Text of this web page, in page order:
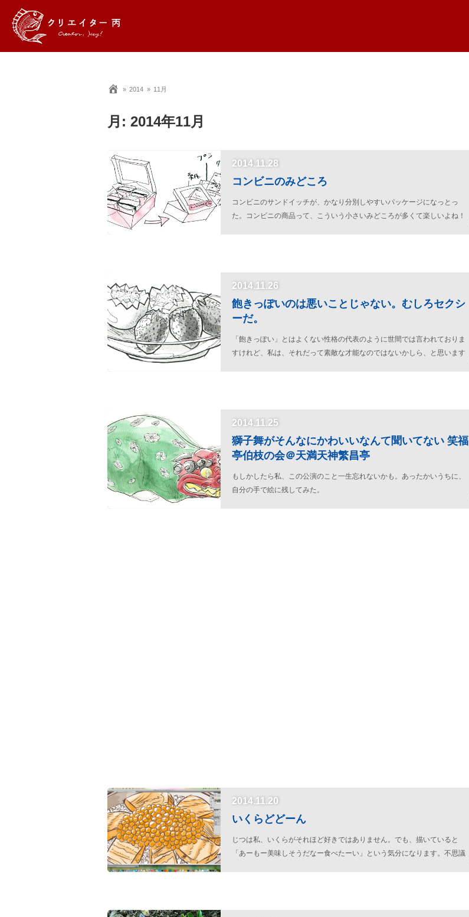
2014 11月
月: 2014年11月
2014.11.28
コンビニのみどころ
コンビニのサンドイッチが、かなり分別しやすいパッケージになっとっ
た。コンビニの商品って、こういう小さいみどころが多くて楽しいよね！
2014.11.26
飽きっぽいのは悪いことじゃない。むしろセクシ
ーだ。
「飽きっぽい」とはよくない性格の代表のように世間では言われておりま
すけれど、私は、それだって素敵な才能なのではないかしら、と思います
2014.11.25
獅子舞がそんなにかわいいなんて聞いてない 笑福
亭伯枝の会＠天満天神繁昌亭
もしかしたら私、この公演のこと一生忘れないかも。あったかいうちに、
自分の手で絵に残してみた。
2014.11.20
いくらどどーん
じつは私、いくらがそれほど好きではありません。でも、描いていると
「あーもー美味しそうだなー食べたーい」という気分になります。不思議